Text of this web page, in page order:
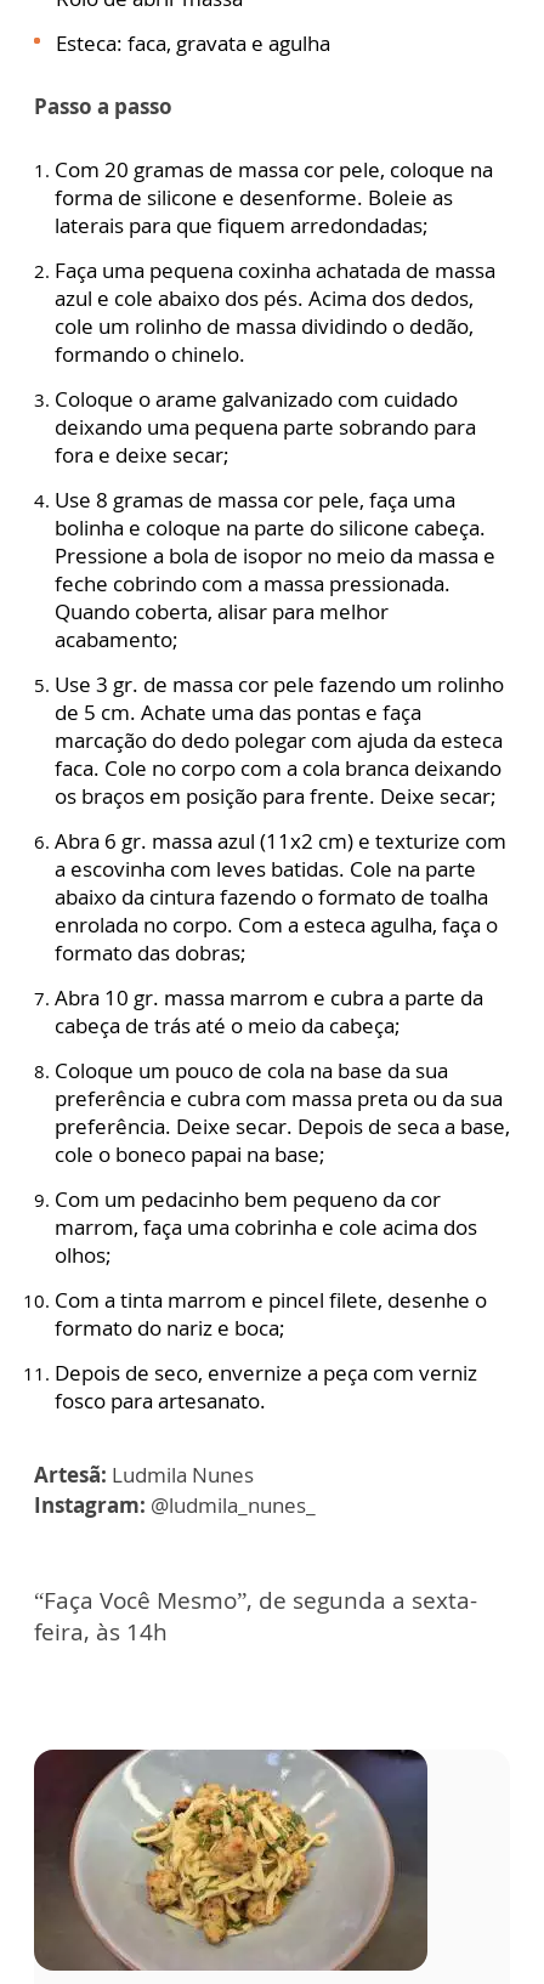
Esteca: faca, gravata e agulha
Passo a passo
Com 20 gramas de massa cor pele, coloque na
forma de silicone e desenforme. Boleie as
laterais para que fiquem arredondadas;
Faça uma pequena coxinha achatada de massa
azul e cole abaixo dos pés. Acima dos dedos,
cole um rolinho de massa dividindo o dedão,
formando o chinelo.
Coloque o arame galvanizado com cuidado
deixando uma pequena parte sobrando para
fora e deixe secar;
Use 8 gramas de massa cor pele, faça uma
bolinha e coloque na parte do silicone cabeça.
Pressione a bola de isopor no meio da massa e
feche cobrindo com a massa pressionada.
Quando coberta, alisar para melhor
acabamento;
Use 3 gr. de massa cor pele fazendo um rolinho
de 5 cm. Achate uma das pontas e faça
marcação do dedo polegar com ajuda da esteca
faca. Cole no corpo com a cola branca deixando
os braços em posição para frente. Deixe secar;
Abra 6 gr. massa azul (11x2 cm) e texturize com
a escovinha com leves batidas. Cole na parte
abaixo da cintura fazendo o formato de toalha
enrolada no corpo. Com a esteca agulha, faça o
formato das dobras;
Abra 10 gr. massa marrom e cubra a parte da
cabeça de trás até o meio da cabeça;
Coloque um pouco de cola na base da sua
preferência e cubra com massa preta ou da sua
preferência. Deixe secar. Depois de seca a base,
cole o boneco papai na base;
Com um pedacinho bem pequeno da cor
marrom, faça uma cobrinha e cole acima dos
olhos;
Com a tinta marrom e pincel filete, desenhe o
formato do nariz e boca;
Depois de seco, envernize a peça com verniz
fosco para artesanato.
Artesã: Ludmila Nunes
Instagram: @ludmila_nunes_
“Faça Você Mesmo”, de segunda a sexta-
feira, às 14h